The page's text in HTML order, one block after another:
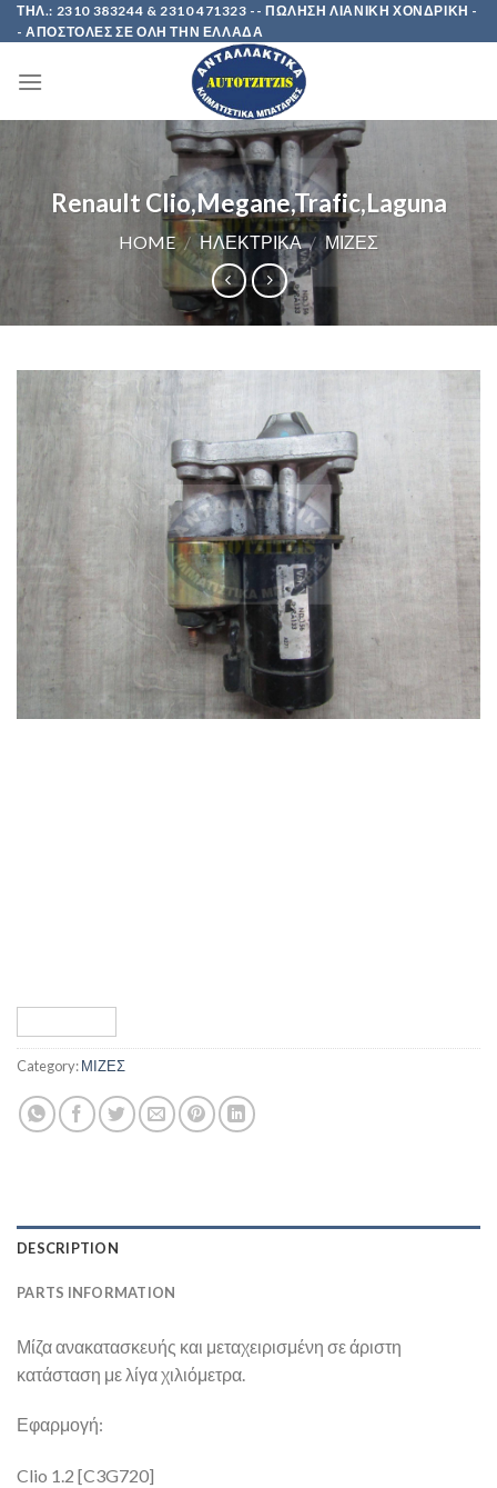
Skip
to
ΤΗΛ.: 2310 383244 & 2310 471323 -- ΠΩΛΗΣΗ ΛΙΑΝΙΚΗ ΧΟΝΔΡΙΚΗ -
- ΑΠΟΣΤΟΛΕΣ ΣΕ ΟΛΗ ΤΗΝ ΕΛΛΑΔΑ
Renault Clio,Megane,Trafic,Laguna
HOME / ΗΛΕΚΤΡΙΚΑ / ΜΙΖΕΣ
Category:ΜΙΖΕΣ
DESCRIPTION
PARTS INFORMATION
Μίζα ανακατασκευής και μεταχειρισμένη σε άριστη
κατάσταση με λίγα χιλιόμετρα.
Εφαρμογή:
Clio 1.2 [C3G720]